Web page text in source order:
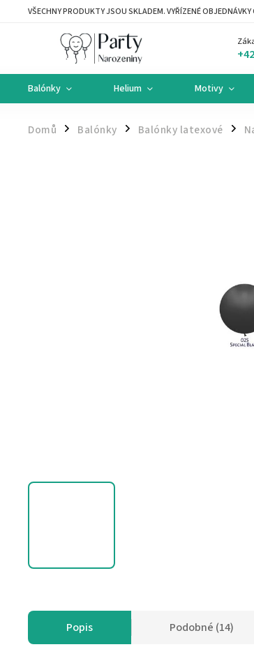
VŠECHNY PRODUKTY JSOU SKLADEM. VYŘÍZENÉ
Balónky Helium Motivy
Domů / Balónky / Balónky latexové /
Popis Podobné (14)